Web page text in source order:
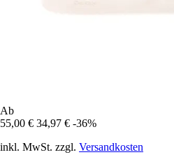
Ab
55,00 € 34,97 € -36%
inkl. MwSt. zzgl. Versandkosten